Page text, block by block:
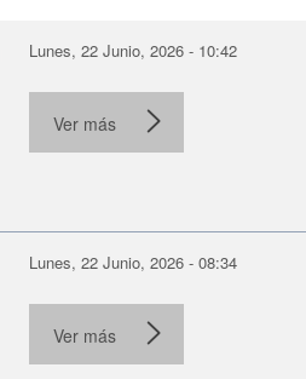
Lunes, 22 Junio, 2026 - 10:42
Ver más
Lunes, 22 Junio, 2026 - 08:34
Ver más